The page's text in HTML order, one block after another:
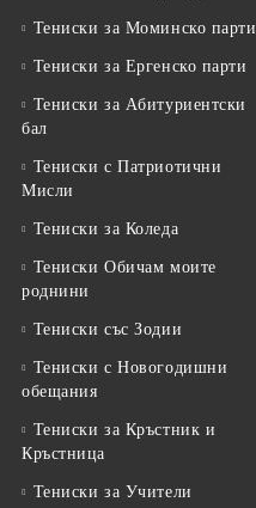
Тениски за Mоминско парти
Тениски за Eргенско парти
Тениски за Aбитуриентски
бал
Тениски с Патриотични
Мисли
Тениски за Коледа
Тениски Обичам моите
роднини
Тениски със Зодии
Тениски с Новогодишни
обещания
Тениски за Кръстник и
Кръстница
Тениски за Учители